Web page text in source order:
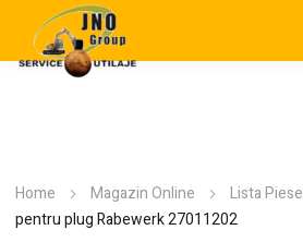
Home Magazin Online Lista Piese
pentru plug Rabewerk 27011202